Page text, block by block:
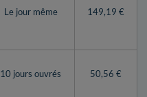
Le jour même 149,19 €
10 jours ouvrés 50,56 €